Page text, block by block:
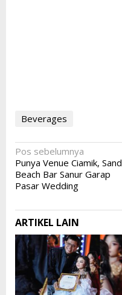
Beverages
Navigasi
pos
Pos sebelumnya
Punya Venue Ciamik, Sand
Beach Bar Sanur Garap
Pasar Wedding
ARTIKEL LAIN